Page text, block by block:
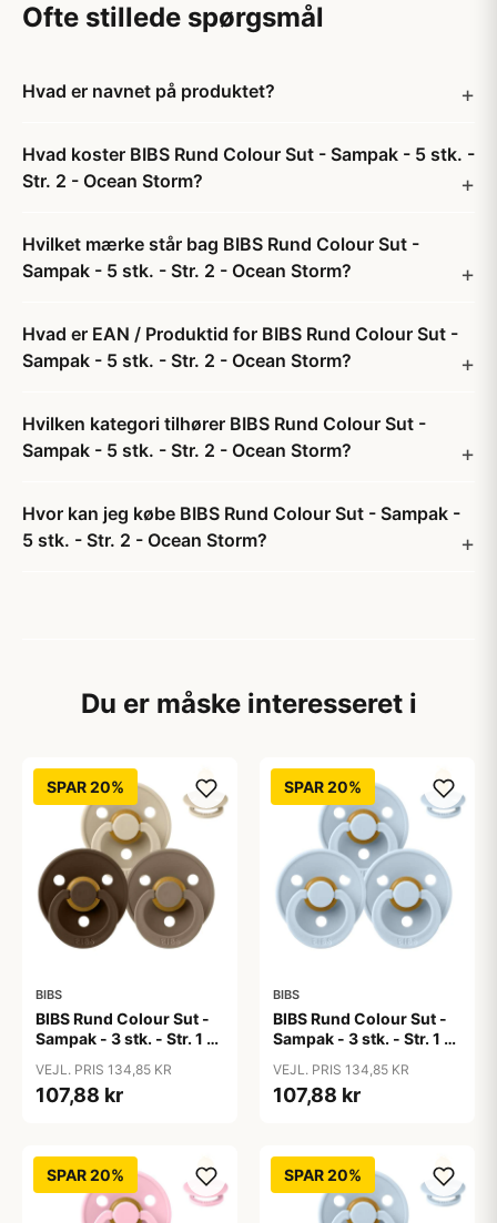
Ofte stillede spørgsmål
Hvad er navnet på produktet?
Hvad koster BIBS Rund Colour Sut - Sampak - 5 stk. -
Str. 2 - Ocean Storm?
Hvilket mærke står bag BIBS Rund Colour Sut -
Sampak - 5 stk. - Str. 2 - Ocean Storm?
Hvad er EAN / Produktid for BIBS Rund Colour Sut -
Sampak - 5 stk. - Str. 2 - Ocean Storm?
Hvilken kategori tilhører BIBS Rund Colour Sut -
Sampak - 5 stk. - Str. 2 - Ocean Storm?
Hvor kan jeg købe BIBS Rund Colour Sut - Sampak -
5 stk. - Str. 2 - Ocean Storm?
Du er måske interesseret i
SPAR 20%
BIBS
BIBS Rund Colour Sut -
Sampak - 3 stk. - Str. 1 -
VEJL. PRIS 134,85 KR
107,88 kr
SPAR 20%
BIBS
BIBS Rund Colour Sut -
Sampak - 3 stk. - Str. 1 -
VEJL. PRIS 134,85 KR
107,88 kr
SPAR 20% SPAR 20%